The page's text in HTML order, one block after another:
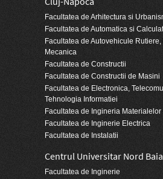
Facultatea de Arhitectura si
Facultatea de Automatica si
Facultatea de Autovehicule
Mecanica
Facultatea de Constructii
Facultatea de Constructii de Masini
Facultatea de Electronica,
Tehnologia Informatiei
Facultatea de Ingineria
Facultatea de Inginerie Electrica
Facultatea de Instalatii
Centrul Universitar Nord
Facultatea de Inginerie